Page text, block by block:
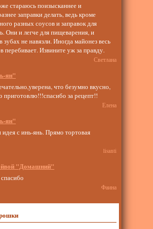
стараюсь поизысканнее и
заправки делать, ведь кроме
разных соусов и заправок для
Они и легче для пищеварения, и
зубах не навязли. Иногда майонез весь
перебивает. Извините уж за правду.
Светлана
ян"
что безумно вкусно,
приготовлю!!!спасибо за рецепт!!
Елена
ян"
идея с инь-янь. Прямо тортовая
lisanti
"Домашний"
Фаина